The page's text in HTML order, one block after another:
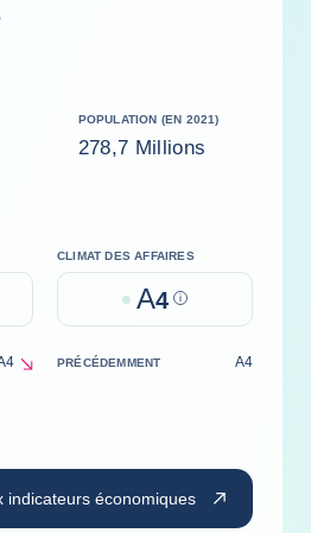
POPULATION (EN 2021)
278,7 Millions
CLIMAT DES AFFAIRES
A4 Help
PRÉCÉDEMMENT A4
indicateurs économiques